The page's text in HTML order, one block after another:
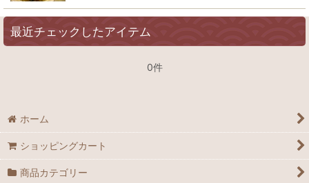
最近チェックしたアイテム
0件
ホーム
ショッピングカート
商品カテゴリー